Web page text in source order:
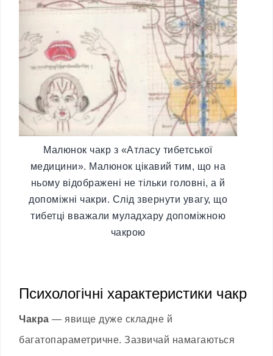
Малюнок чакр з «Атласу тибетської
медицини». Малюнок цікавий тим, що на
ньому відображені не тільки головні, а й
допоміжні чакри. Слід звернути увагу, що
тибетці вважали муладхару допоміжною
чакрою
Психологічні характеристики чакр
Чакра — явище дуже складне й
багатопараметричне. Зазвичай намагаються